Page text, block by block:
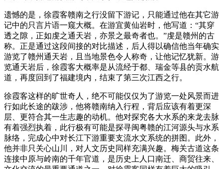
遗憾的是，徐霞客赣南之行没留下游记，只能通过他在其它游
记中的只言片语一窥大概。在游宜黄仙岩时，他写道：“其穿
透之隙，正如虔之通天岩，亦景之最奇者也。”虔是赣州的古
称。正是通过这段间接的对比描述，后人得以确信他当年确实
游览了赣州通天岩，且当地景色令人称奇，让他记忆犹新。游
览通天岩后，徐霞客大概率是从流经于都、瑞金等县的贡水航
道，再度回到了福建境内，结束了第三次江西之行。
徐霞客这样的旷世奇人，绝不可能仅仅为了游览一处风景而进
行如此长途的跋涉，他将赣南纳入行程，背后应该有着更深
层、更符合其一生志趣的动机。他对探究各大水系的来龙去脉
有着强烈执着，此行极有可能是探寻闽粤赣的江河源头与水系
脉络，完成心中对长江下游重要支流水文系统的拼图。此外，
他并非只关心山川，对人文历史同样充满兴趣。梅关古道这条
连接中原与岭南的千年官道，是历史上人口南迁、商贸往来、